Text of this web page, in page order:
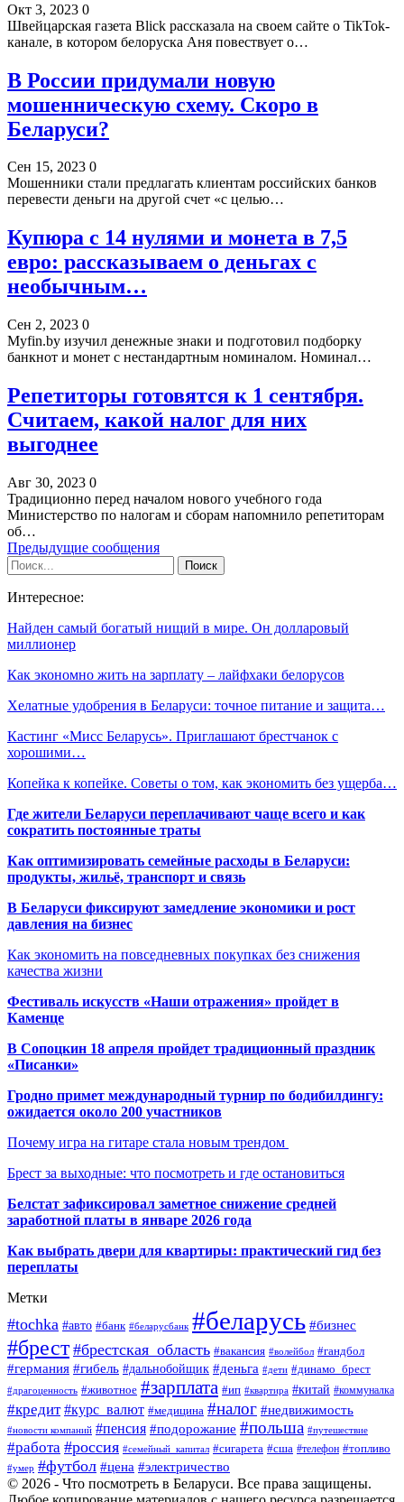
Окт 3, 2023 0
Швейцарская газета Blick рассказала на своем сайте о TikTok-
канале, в котором белоруска Аня повествует о…
В России придумали новую
мошенническую схему. Скоро в
Беларуси?
Сен 15, 2023 0
Мошенники стали предлагать клиентам российских банков
перевести деньги на другой счет «с целью…
Купюра с 14 нулями и монета в 7,5
евро: рассказываем о деньгах с
необычным…
Сен 2, 2023 0
Myfin.by изучил денежные знаки и подготовил подборку
банкнот и монет с нестандартным номиналом. Номинал…
Репетиторы готовятся к 1 сентября.
Считаем, какой налог для них
выгоднее
Авг 30, 2023 0
Традиционно перед началом нового учебного года
Министерство по налогам и сборам напомнило репетиторам
об…
Предыдущие сообщения
Интересное:
Найден самый богатый нищий в мире. Он долларовый
миллионер
Как экономно жить на зарплату – лайфхаки белорусов
Хелатные удобрения в Беларуси: точное питание и защита…
Кастинг «Мисс Беларусь». Приглашают брестчанок с
хорошими…
Копейка к копейке. Советы о том, как экономить без ущерба…
Где жители Беларуси переплачивают чаще всего и как
сократить постоянные траты
Как оптимизировать семейные расходы в Беларуси:
продукты, жильё, транспорт и связь
В Беларуси фиксируют замедление экономики и рост
давления на бизнес
Как экономить на повседневных покупках без снижения
качества жизни
Фестиваль искусств «Наши отражения» пройдет в
Каменце
В Сопоцкин 18 апреля пройдет традиционный праздник
«Писанки»
Гродно примет международный турнир по бодибилдингу:
ожидается около 200 участников
Почему игра на гитаре стала новым трендом
Брест за выходные: что посмотреть и где остановиться
Белстат зафиксировал заметное снижение средней
заработной платы в январе 2026 года
Как выбрать двери для квартиры: практический гид без
переплаты
Метки
#tochka #авто #банк #беларусбанк #беларусь #бизнес
#брест #брестская_область #вакансия #волейбол #гандбол
#германия #гибель #дальнобойщик #деньга #дети #динамо_брест
#драгоценность #животное #зарплата #ип #квартира #китай #коммуналка
#кредит #курс_валют #медицина #налог #недвижимость
#новости компаний #пенсия #подорожание #польша #путешествие
#работа #россия #семейный_капитал #сигарета #сша #телефон #топливо
#умер #футбол #цена #электричество
© 2026 - Что посмотреть в Беларуси. Все права защищены.